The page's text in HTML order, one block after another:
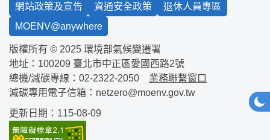
網站政策及宣告 資通安全政策
退休人員專區
MOENV@anywhere
版權所有 © 2025 環境部氣候變遷署
地址：100209 臺北市中正區愛國西路2號
總機/減碳專線： 02-2322-2050
業務聯繫窗口
減碳專用電子信箱： netzero@moenv.gov.tw
更新日期：115-08-09
網站
深